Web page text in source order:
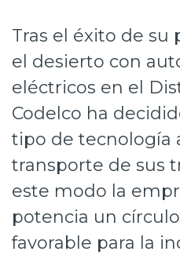
Innovación
Inversionistas
Prensa
Trabaja en Codelco
Transparencia activa
Canales de denuncia
Tras el éxito de su
el desierto con
eléctricos en el
Codelco ha
tipo de tecnología
transporte de sus
este modo la
potencia un
favorable para la